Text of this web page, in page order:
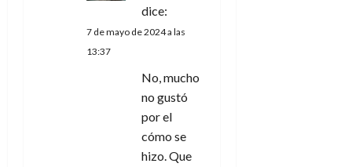
dice:
7 de mayo de 2024 a las
13:37
No, mucho
no gustó
por el
cómo se
hizo. Que